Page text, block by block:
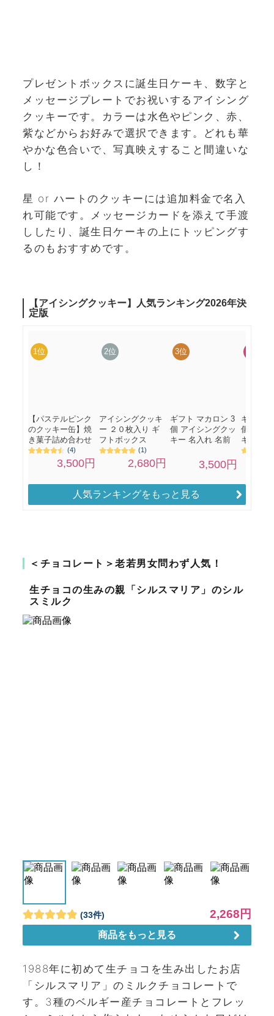
プレゼントボックスに誕生日ケーキ、数字と
メッセージプレートでお祝いするアイシング
クッキーです。カラーは水色やピンク、赤、
紫などからお好みで選択できます。どれも華
やかな色合いで、写真映えすること間違いな
し！
星 or ハートのクッキーには追加料金で名入
れ可能です。メッセージカードを添えて手渡
ししたり、誕生日ケーキの上にトッピングす
るのもおすすめです。
人気ランキングをもっと見る
＜チョコレート＞老若男女問わず人気！
生チョコの生みの親「シルスマリア」のシル
スミルク
1988年に初めて生チョコを生み出したお店
「シルスマリア」のミルクチョコレートで
す。3種のベルギー産チョコレートとフレッ